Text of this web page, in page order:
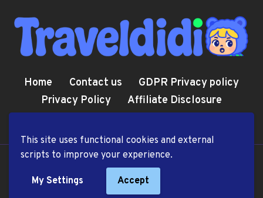
This site uses functional cookies and external
scripts to improve your experience.
My Settings Accept
Home Contact us
GDPR Privacy policy
Privacy Policy
Affiliate Disclosure
© 2026 TravelDiDi.com